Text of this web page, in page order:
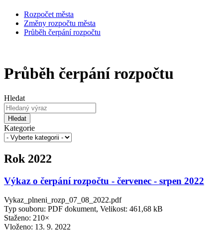
Rozpočet města
Změny rozpočtu města
Průběh čerpání rozpočtu
Průběh čerpání rozpočtu
Hledat
Hledat
Kategorie
Rok 2022
Výkaz o čerpání rozpočtu - červenec - srpen 2022
Vykaz_plneni_rozp_07_08_2022.pdf
Typ souboru: PDF dokument, Velikost: 461,68 kB
Staženo: 210×
Vloženo: 13. 9. 2022